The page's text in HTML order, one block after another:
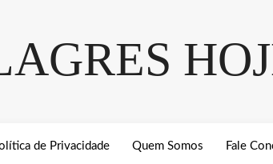
de Privacidade Quem Somos Fale